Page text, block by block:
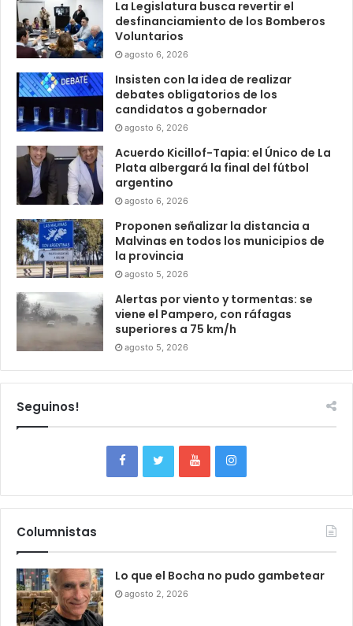
La Legislatura busca revertir el
desfinanciamiento de los Bomberos
Voluntarios
agosto 6, 2026
Insisten con la idea de realizar
debates obligatorios de los
candidatos a gobernador
agosto 6, 2026
Acuerdo Kicillof-Tapia: el Único de La
Plata albergará la final del fútbol
argentino
agosto 6, 2026
Proponen señalizar la distancia a
Malvinas en todos los municipios de
la provincia
agosto 5, 2026
Alertas por viento y tormentas: se
viene el Pampero, con ráfagas
superiores a 75 km/h
agosto 5, 2026
Seguinos!
Columnistas
Lo que el Bocha no pudo gambetear
agosto 2, 2026